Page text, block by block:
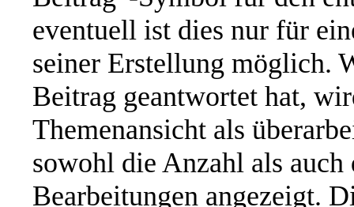
eventuell ist dies nur für
seiner Erstellung möglich.
Beitrag geantwortet hat,
Themenansicht als
sowohl die Anzahl als
Bearbeitungen angezeigt.